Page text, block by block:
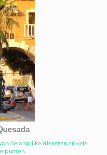
belangrijke diensten en vele
punten.